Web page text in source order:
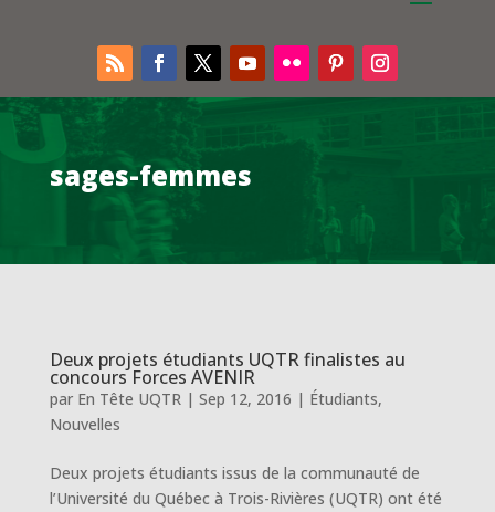
sages-femmes
Deux projets étudiants UQTR finalistes au
concours Forces AVENIR
par En Tête UQTR| Sep 12, 2016 | Étudiants,
Nouvelles
Deux projets étudiants issus de la communauté de
l’Université du Québec à Trois-Rivières (UQTR) ont été